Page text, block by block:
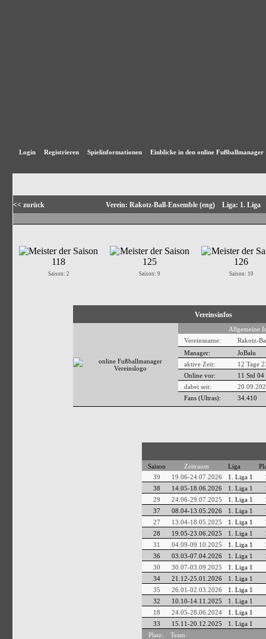
Login Registrieren Spielinformationen Einblicke in den online Fußballmanager
<< zurück Verein: Rakotz-Ball-Ensemble (eng) Liga: 1.
Saison: 2 Saison: 9 Saison: 10
Vereinsinfos
Allgemeine
Vereinsname:
Rakotz-
Manager:
JoBalu
aktive Zeit:
12 Tage
Online vor:
11 Std
dabei seit:
Fans (Ultras):
34.410
Saison Zeitraum Liga
39
19.06-24.07.2026 1. Liga 1
38
14.05-18.06.2026 1. Liga 1
29
24.06-29.07.2025 1. Liga 1
37
08.04-13.05.2026 1. Liga 1
27
13.04-18.05.2025 1. Liga 1
28
19.05-23.06.2025 1. Liga 1
31
04.09-09.10.2025 1. Liga 1
36
03.03-07.04.2026 1. Liga 1
30
30.07-03.09.2025
1. Liga 1
34
21.12-25.01.2026
1. Liga 1
35
26.01-02.03.2026
1. Liga 1
32
10.10-14.11.2025
1. Liga 1
18
24.05-28.06.2024
1. Liga 1
33
15.11-20.12.2025
1. Liga 1
Platz:
Team: